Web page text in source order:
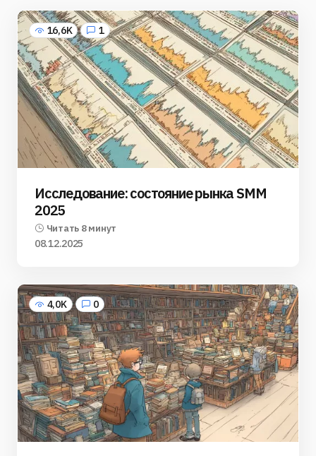
16,6K 1
Исследование: состояние рынка SMM
2025
Читать 8 минут
08.12.2025
4,0K 0